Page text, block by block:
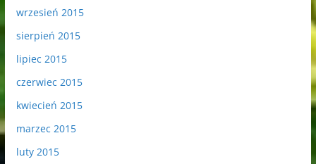
wrzesień 2015
sierpień 2015
lipiec 2015
czerwiec 2015
kwiecień 2015
marzec 2015
luty 2015